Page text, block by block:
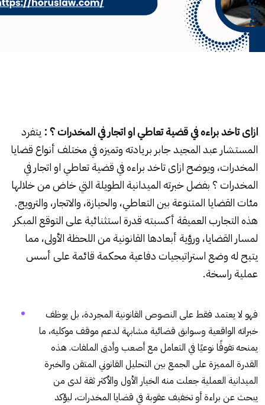
ازاى تاخد براءه في قضية تعاطي او اتجار في المخدرات ؟ : يتفرد
المستشار عبد المجيد جابر بريادته وتميزه في مختلف أنواع قضايا
المخدرات، ويوضح ازاى تاخد براءه في قضية تعاطي او اتجار في
المخدرات؟ بفضل خبرته الميدانية الطويلة التي خاض من خلالها
مئات القضايا المتنوعة بين التعاطي، والحيازة، والاتجار، والترويج.
هذه التجارب العميقة أكسبته قدرة استثنائية على التوقع المبكر
لمسار القضايا، ورؤية أبعادها القانونية من اللحظة الأولى، مما
يتيح له وضع استراتيجيات دفاعية محكمة قائمة على أسس
عملية راسخة.
فهو لا يعتمد فقط على النصوص القانونية المجردة، بل يوظف
خبراته الواقعية وسوابق قضائية مشابهة لدعم موقف موكليه، ما
يمنحه تفوقًا نوعيًا في التعامل مع أصعب وأدق الملفات. هذه
القدرة المميزة على الجمع بين التحليل القانوني المتقن والخبرة
الميدانية العملية جعلت منه الخيار الأول والأكثر ثقة لدى من
يبحث عن براءة أو تخفيف عقوبة في قضايا المخدرات، ليؤكد